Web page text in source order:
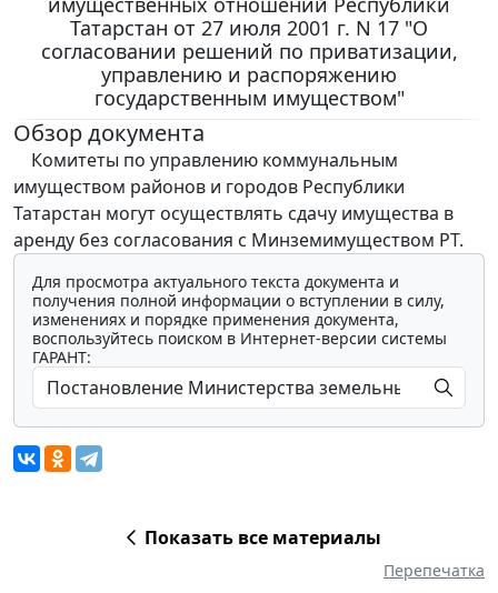
Татарстан от 27 июля 2001 г. N 17 "О
согласовании решений по приватизации,
управлению и распоряжению
государственным имуществом"
Обзор документа
Комитеты по управлению коммунальным
имуществом районов и городов Республики
Татарстан могут осуществлять сдачу имущества в
аренду без согласования с Минземимуществом РТ.
Для просмотра актуального текста документа и
получения полной информации о вступлении в силу,
изменениях и порядке применения документа,
воспользуйтесь поиском в Интернет-версии системы
ГАРАНТ:
Показать все материалы
Перепечатка